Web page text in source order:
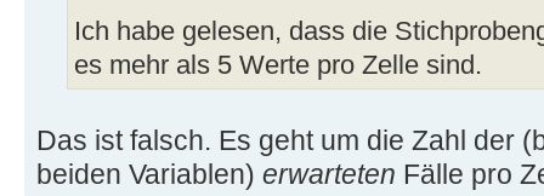
Ich habe gelesen, dass die
es mehr als 5 Werte pro Zelle sind.
Das ist falsch. Es geht um die Zahl der
beiden Variablen) erwarteten Fälle pro